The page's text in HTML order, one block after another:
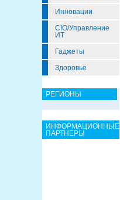
Инновации
CIO/Управление
ИТ
Гаджеты
Здоровье
РЕГИОНЫ
ИНФОРМАЦИОННЫЕ
ПАРТНЕРЫ